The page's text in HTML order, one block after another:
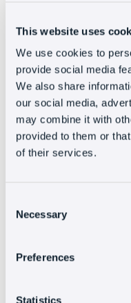
This website uses
We use cookies to
provide social media
We also share
our social media,
may combine it with
provided to them or
of their services.
Selection
Necessary
Preferences
Statistics
las principales,
Medios online :
más generalista
potencialmente
contenido
Blogs: se lleva
20 años, pero, a
siguen
targets, que
porque es
influencers y
publicidad
ejemplos más
de búsqueda
orgánicos
los resultados